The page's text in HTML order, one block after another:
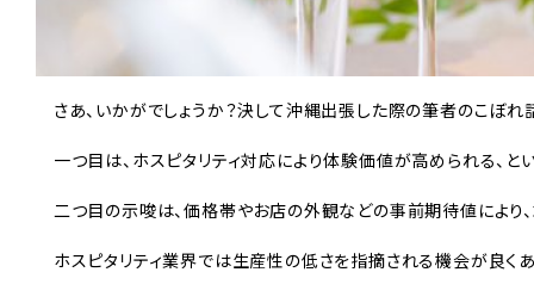
さあ、いかがでしょうか？決して沖縄出張した際の筆者のこぼ
一つ目は、ホスピタリティ対応により体験価値が高められる、
二つ目の示唆は、価格帯やお店の外観などの事前期待値により、
ホスピタリティ業界では生産性の低さを指摘される機会が良く